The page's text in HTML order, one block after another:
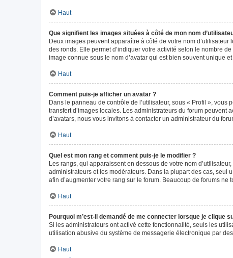
Haut
Que signifient les images situées à côté de mon nom
Deux images peuvent apparaître à côté de votre nom
des ronds. Elle permet d’indiquer votre activité selon le nombre
image connue sous le nom d’avatar qui est bien souvent unique
Haut
Comment puis-je afficher un avatar ?
Dans le panneau de contrôle de l’utilisateur, sous « Profil »,
transfert d’images locales. Les administrateurs du forum
d’avatars, nous vous invitons à contacter un administrateur du
Haut
Quel est mon rang et comment puis-je le modifier ?
Les rangs, qui apparaissent en dessous de votre nom
administrateurs et les modérateurs. Dans la plupart des cas, seul
afin d’augmenter votre rang sur le forum. Beaucoup de forums
Haut
Pourquoi m’est-il demandé de me connecter lorsque je clique
Si les administrateurs ont activé cette fonctionnalité, seuls les
utilisation abusive du système de messagerie électronique par
Haut